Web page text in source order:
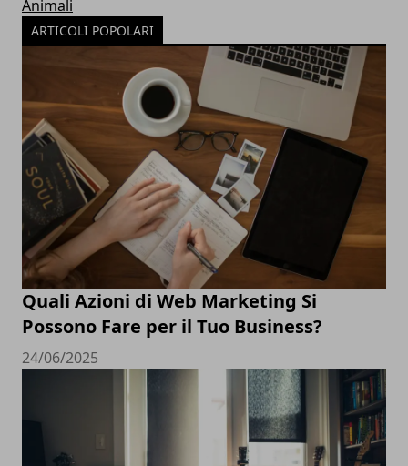
Animali
ARTICOLI POPOLARI
Quali Azioni di Web Marketing Si
Possono Fare per il Tuo Business?
24/06/2025